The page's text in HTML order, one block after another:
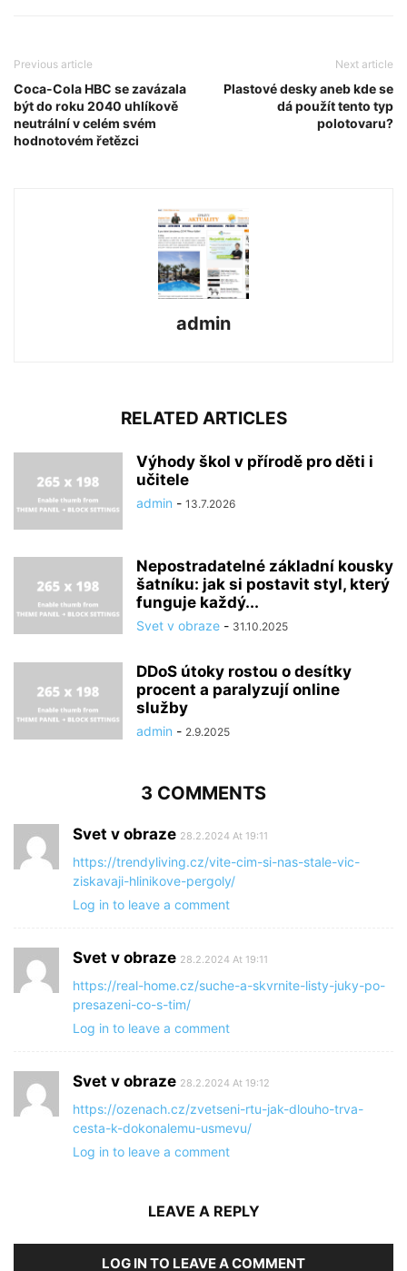
Previous article
Coca-Cola HBC se zavázala
být do roku 2040 uhlíkově
neutrální v celém svém
hodnotovém řetězci
Next article
Plastové desky aneb kde se
dá použít tento typ
polotovaru?
admin
RELATED ARTICLES
Výhody škol v přírodě pro děti i
učitele
admin - 13.7.2026
Nepostradatelné základní kousky
šatníku: jak si postavit styl, který
funguje každý...
Svet v obraze - 31.10.2025
DDoS útoky rostou o desítky
procent a paralyzují online
služby
admin - 2.9.2025
3 COMMENTS
Svet v obraze 28.2.2024 At 19:11
https://trendyliving.cz/vite-cim-si-nas-stale-vic-
ziskavaji-hlinikove-pergoly/
Log in to leave a comment
Svet v obraze 28.2.2024 At 19:11
https://real-home.cz/suche-a-skvrnite-listy-juky-po-
presazeni-co-s-tim/
Log in to leave a comment
Svet v obraze 28.2.2024 At 19:12
https://ozenach.cz/zvetseni-rtu-jak-dlouho-trva-
cesta-k-dokonalemu-usmevu/
Log in to leave a comment
LEAVE A REPLY
LOG IN TO LEAVE A COMMENT